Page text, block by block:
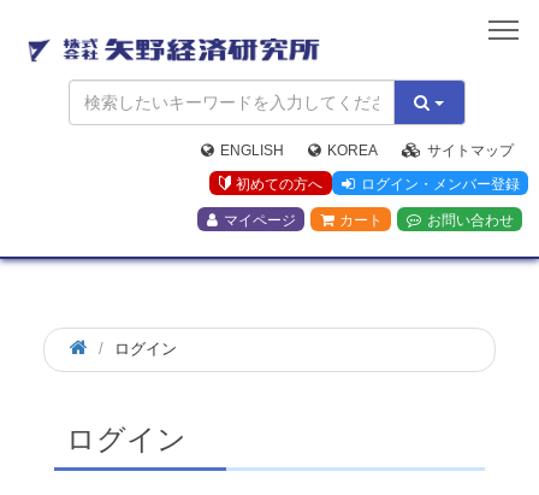
矢
野
経
済
研
究
所
ENGLISH KOREA
サイトマップ
初めての方へ
ログイン・メンバー登録
マイページ カート お問い合わせ
ログイン
ログイン